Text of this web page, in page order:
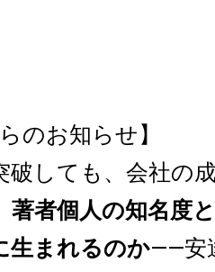
のお知らせ】
破しても、会社の
著者個人の知名度
生まれるのか——安